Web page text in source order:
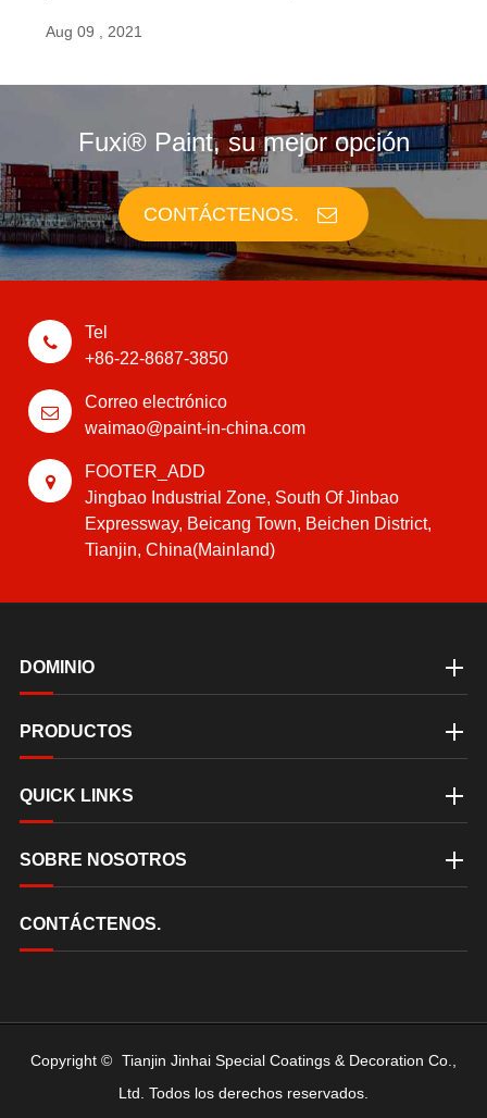
Aug 09 , 2021
Fuxi® Paint, su mejor opción
CONTÁCTENOS.
Tel
+86-22-8687-3850
Correo electrónico
waimao@paint-in-china.com
FOOTER_ADD
Jingbao Industrial Zone, South Of Jinbao
Expressway, Beicang Town, Beichen District,
Tianjin, China(Mainland)
DOMINIO
PRODUCTOS
QUICK LINKS
SOBRE NOSOTROS
CONTÁCTENOS.
Copyright © Tianjin Jinhai Special Coatings & Decoration Co.,
Ltd. Todos los derechos reservados.